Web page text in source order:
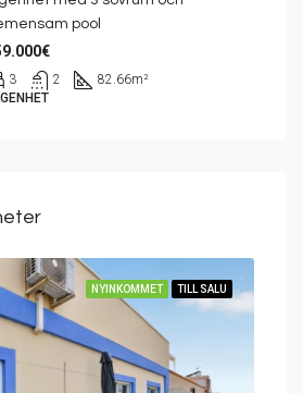
pool
3 2 82.66m²
NYINKOMMET TILL SALU